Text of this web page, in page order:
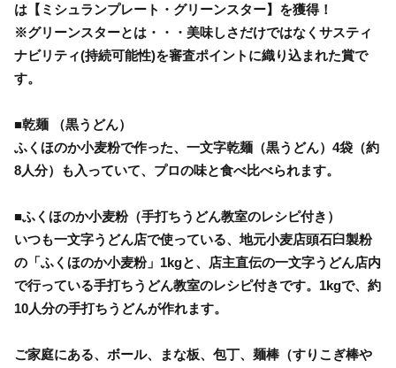
は【ミシュランプレート・グリーンスター】を獲得！
※グリーンスターとは・・・美味しさだけではなくサスティ
ナビリティ(持続可能性)を審査ポイントに織り込まれた賞で
す。
■乾麺 （黒うどん）
ふくほのか小麦粉で作った、一文字乾麺（黒うどん）4袋（約
8人分）も入っていて、プロの味と食べ比べられます。
■ふくほのか小麦粉（手打ちうどん教室のレシピ付き）
いつも一文字うどん店で使っている、地元小麦店頭石臼製粉
の「ふくほのか小麦粉」1kgと、店主直伝の一文字うどん店内
で行っている手打ちうどん教室のレシピ付きです。1kgで、約
10人分の手打ちうどんが作れます。
ご家庭にある、ボール、まな板、包丁、麺棒（すりこぎ棒や